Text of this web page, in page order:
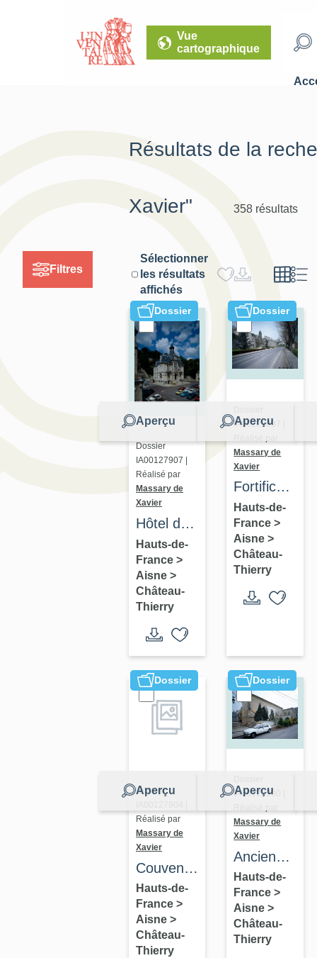
Vue
cartographique
Filtres
Résultats de la
Xavier" 358 résultats
Sélectionner
les résultats
affichés
Dossier
Aperçu
Dossier
IA00127907 |
Réalisé par
Massary de
Xavier
Hôtel de
Ville de
Château-
Thierry
Hauts-de-
France >
Aisne >
Château-
Thierry
Dossier
Aperçu
IA00127897 |
Massary de
Xavier
Fortification
Hauts-de-
France>
Aisne>
Château-
Thierry
Dossier
Aperçu
Dossier
Réalisé par
Massary de
Xavier
Couvent
de
célestines
dit le
Couvent
Hauts-de-
France >
Aisne >
Château-
Thierry
Dossier
Aperçu
IA00127900 |
Massary de
Xavier
Ancienne
chapelle
Sainte-
Marie-
Madeleine
Hauts-de-
France>
Aisne>
Château-
Thierry